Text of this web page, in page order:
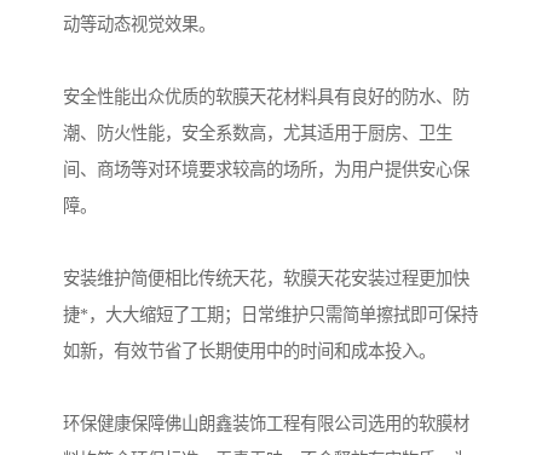
动等动态视觉效果。
安全性能出众优质的软膜天花材料具有良好的防水、防
潮、防火性能，安全系数高，尤其适用于厨房、卫生
间、商场等对环境要求较高的场所，为用户提供安心保
障。
安装维护简便相比传统天花，软膜天花安装过程更加快
捷*，大大缩短了工期；日常维护只需简单擦拭即可保持
如新，有效节省了长期使用中的时间和成本投入。
环保健康保障佛山朗鑫装饰工程有限公司选用的软膜材